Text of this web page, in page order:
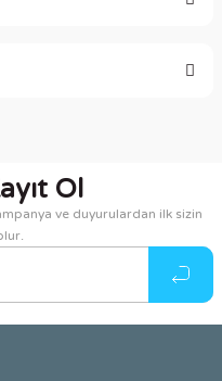
Ol
ve duyurulardan ilk sizin